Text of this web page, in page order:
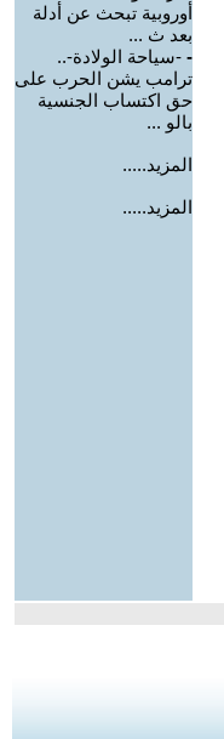
أوروبية تبحث عن أدلة
بعد ث ...
- -سياحة الولادة-..
ترامب يشن الحرب على
حق اكتساب الجنسية
بالو ...
المزيد.....
المزيد.....